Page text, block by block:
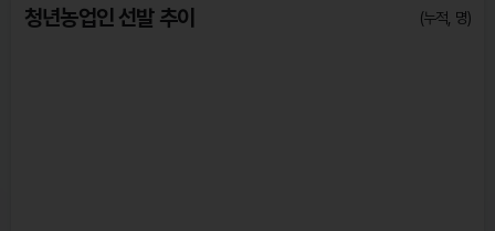
청년농업인 선발 추이 (누적, 명)